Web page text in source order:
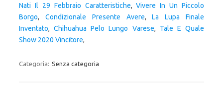
Nati Il 29 Febbraio Caratteristiche,Vivere In Un Piccolo
Borgo, Condizionale Presente Avere,La Lupa Finale
Inventato,Chihuahua Pelo Lungo Varese, Tale E Quale
Show 2020 Vincitore,
Categoria: Senza categoria